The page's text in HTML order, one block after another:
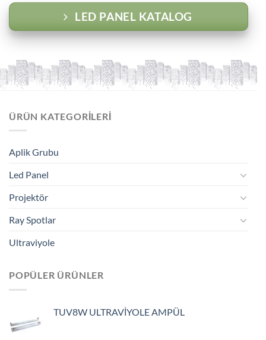
LED PANEL KATALOG
ÜRÜN KATEGORILERI
Aplik Grubu
Led Panel
Projektör
Ray Spotlar
Ultraviyole
POPÜLER ÜRÜNLER
TUV8W ULTRAVİYOLE AMPÜL